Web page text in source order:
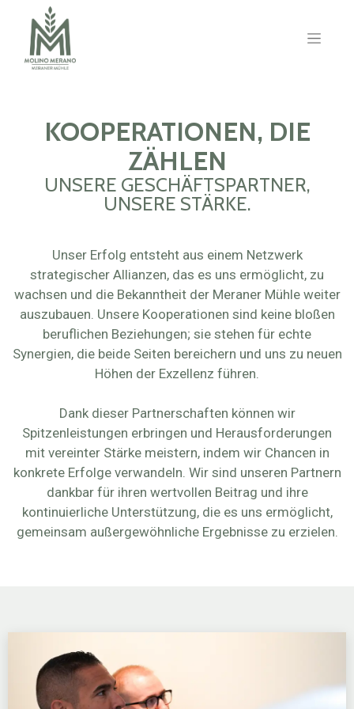
KOOPERATIONEN, DIE
ZÄHLEN
UNSERE GESCHÄFTSPARTNER,
UNSERE STÄRKE.
Unser Erfolg entsteht aus einem Netzwerk
strategischer Allianzen, das es uns ermöglicht, zu
wachsen und die Bekanntheit der Meraner Mühle weiter
auszubauen. Unsere Kooperationen sind keine bloßen
beruflichen Beziehungen; sie stehen für echte
Synergien, die beide Seiten bereichern und uns zu neuen
Höhen der Exzellenz führen.
Dank dieser Partnerschaften können wir
Spitzenleistungen erbringen und Herausforderungen
mit vereinter Stärke meistern, indem wir Chancen in
konkrete Erfolge verwandeln. Wir sind unseren Partnern
dankbar für ihren wertvollen Beitrag und ihre
kontinuierliche Unterstützung, die es uns ermöglicht,
gemeinsam außergewöhnliche Ergebnisse zu erzielen.